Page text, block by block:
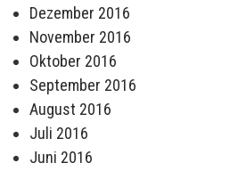
Dezember 2016
November 2016
Oktober 2016
September 2016
August 2016
Juli 2016
Juni 2016